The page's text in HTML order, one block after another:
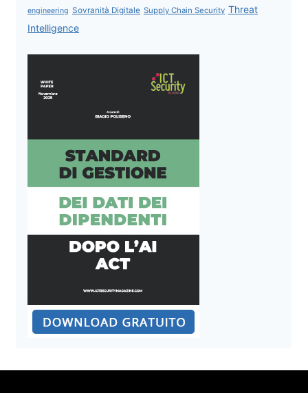
engineering Sovranità Digitale Supply Chain Security Threat
Intelligence